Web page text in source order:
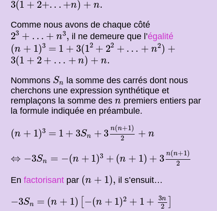
3(1 + 2+. . . +n) + n.
n
Comme nous avons de chaque côté
23 + … + n3,
23+…+n3,
il ne demeure que l’égalité
(n + 1)3
( +1 )3 =
= 1
1 +
+ 3(12 + 22 + … + n2)
3(12+22+…+n 2 ) +
+
3(1 + 2 + … + n)
3(1 + 2+ … +n +
+ n.
n
Nommons Sn
S
la somme des carrés dont nous
cherchons une expression synthétique et
remplaçons la somme desn
n premiers entiers par
la formule indiquée en préambule.
(n + 1)3
( 1 )3 =
= 1 + 3Sn + 3 n(n+1)
2
+ n
n+1 )2
⇔ −3Sn = −(n + 1)3 + (n + 1) + 3 n(n+1)
2
Enfactorisant par (n + 1),
( 1 ), il s’ensuit…
−3Sn
3Sn =
= (n + 1) −(n + 1)2 + 1 + 3n
2
( )[− (n +1 +1+ 2